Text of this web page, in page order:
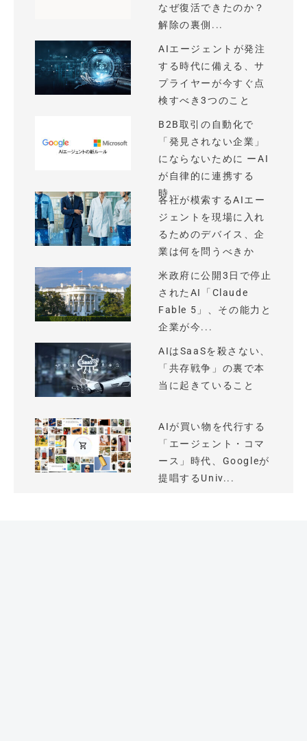
なぜ復活できたのか？
解除の裏側...
AIエージェントが発注
する時代に備える、サ
プライヤーが今すぐ点
検すべき3つのこと
B2B取引の自動化で
「発見されない企業」
にならないために ーAI
が自律的に連携する
時...
各社が模索するAIエー
ジェントを現場に入れ
るためのデバイス、企
業は何を問うべきか
米政府に公開3日で停止
されたAI「Claude
Fable 5」、その能力と
企業が今...
AIはSaaSを殺さない、
「共存戦争」の裏で本
当に起きていること
AIが買い物を代行する
「エージェント・コマ
ース」時代、Googleが
提唱するUniv...